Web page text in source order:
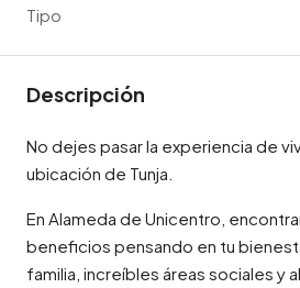
Tipo
Descripción
No dejes pasar la experiencia de
ubicación de Tunja.
En Alameda de Unicentro,
beneficios pensando en tu
familia, increíbles áreas sociales y